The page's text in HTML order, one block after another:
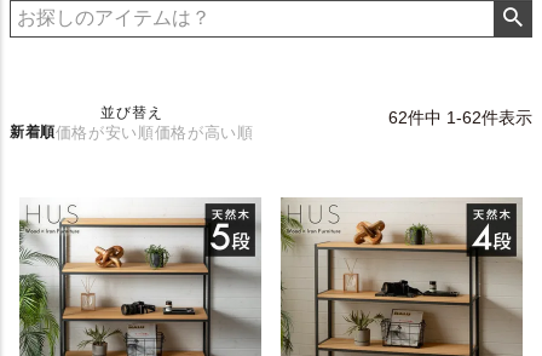
並び替え
新着順価格が安い順価格が高い順
62件中 1-62件表示